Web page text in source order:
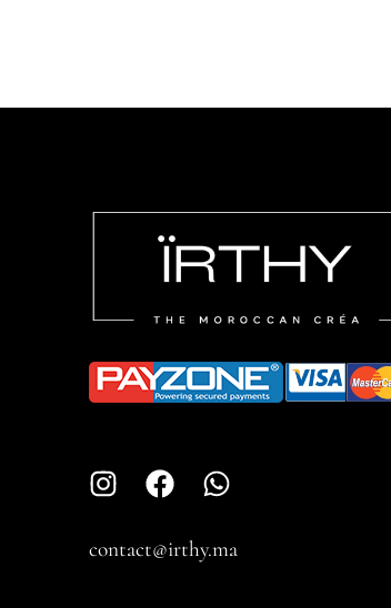
contact@irthy.ma​